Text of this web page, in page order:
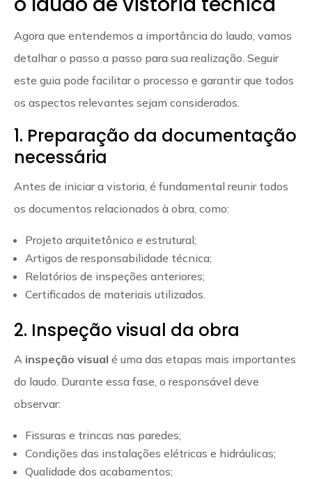
Agora que entendemos a importância do laudo, vamos
detalhar o passo a passo para sua realização. Seguir
este guia pode facilitar o processo e garantir que todos
os aspectos relevantes sejam considerados.
1. Preparação da documentação
necessária
Antes de iniciar a vistoria, é fundamental reunir todos
os documentos relacionados à obra, como:
Projeto arquitetônico e estrutural;
Artigos de responsabilidade técnica;
Relatórios de inspeções anteriores;
Certificados de materiais utilizados.
2. Inspeção visual da obra
A inspeção visual é uma das etapas mais importantes
do laudo. Durante essa fase, o responsável deve
observar:
Fissuras e trincas nas paredes;
Condições das instalações elétricas e hidráulicas;
Qualidade dos acabamentos;